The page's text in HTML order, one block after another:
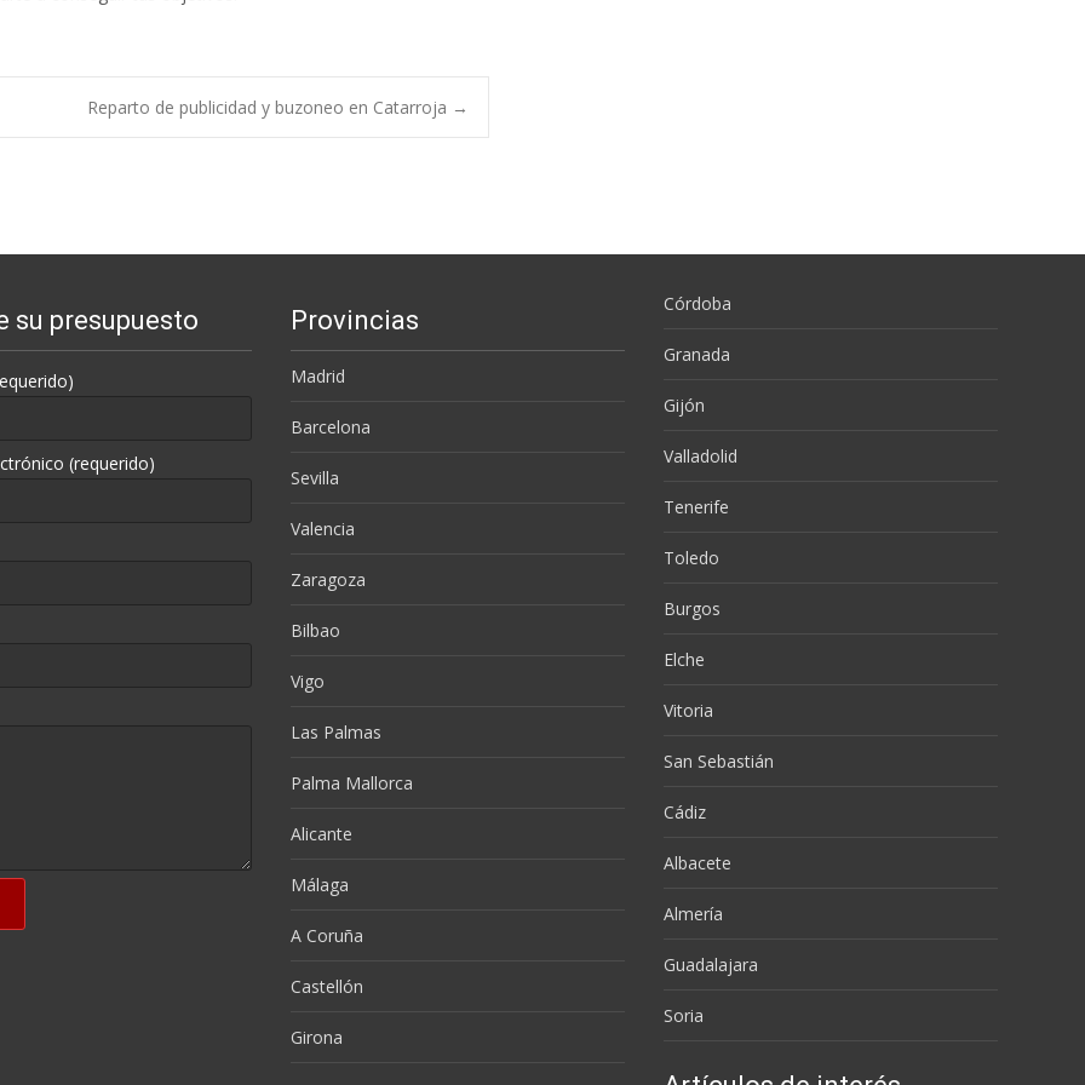
Reparto de publicidad y buzoneo en Catarroja →
su presupuesto
(requerido)
Provincias
Madrid
Barcelona
Sevilla
Valencia
Zaragoza
Bilbao
Vigo
Las Palmas
Palma Mallorca
Alicante
Málaga
A Coruña
Castellón
Girona
Córdoba
Granada
Gijón
Valladolid
Tenerife
Toledo
Burgos
Elche
Vitoria
San Sebastián
Cádiz
Albacete
Almería
Guadalajara
Soria